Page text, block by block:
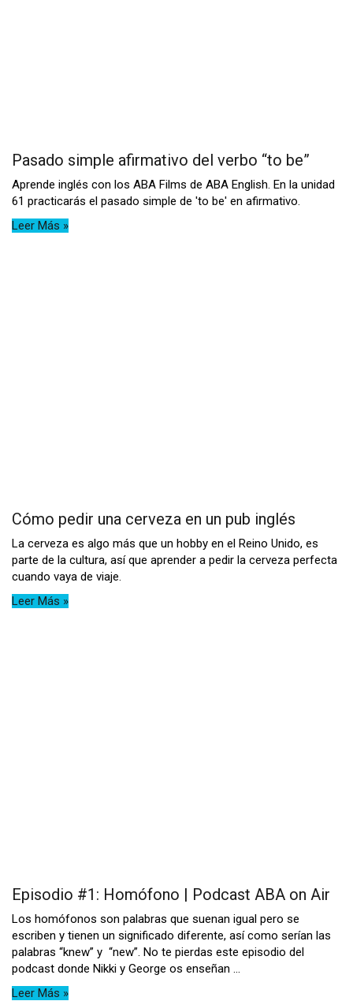
Pasado simple afirmativo del verbo “to be”
Aprende inglés con los ABA Films de ABA English. En la unidad
61 practicarás el pasado simple de 'to be' en afirmativo.
Leer Más »
Cómo pedir una cerveza en un pub inglés
La cerveza es algo más que un hobby en el Reino Unido, es
parte de la cultura, así que aprender a pedir la cerveza perfecta
cuando vaya de viaje.
Leer Más »
Episodio #1: Homófono | Podcast ABA on Air
Los homófonos son palabras que suenan igual pero se
escriben y tienen un significado diferente, así como serían las
palabras “knew” y “new”. No te pierdas este episodio del
podcast donde Nikki y George os enseñan ...
Leer Más »